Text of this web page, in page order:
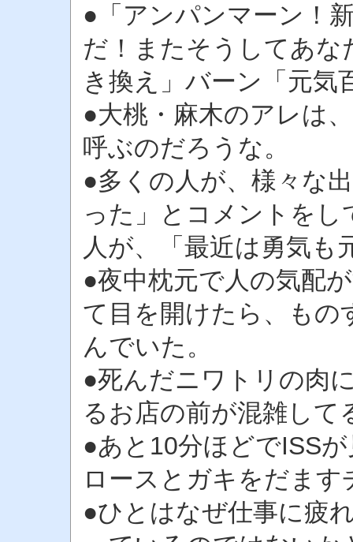
●「アンパンマーン！
だ！またそうしてあな
き換え」バーン「元気
●大桃・麻木のアレ
呼ぶのだろうな。
●多くの人が、様々な
った」とコメントを
人が、「最近は勇気も
●夜中枕元で人の気配
て目を開けたら、もの
んでいた。
●死んだニワトリの肉
るお店の前が混雑して
●あと10分ほどでISS
ロースとガキをだます
●ひとはなぜ仕事に疲